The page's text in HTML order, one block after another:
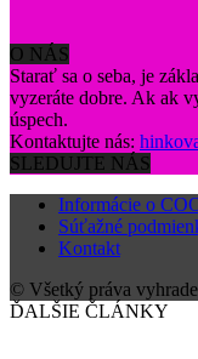
O NÁS
Starať sa o seba, je
vyzeráte dobre. Ak ak
úspech.
Kontaktujte nás:
SLEDUJTE NÁS
Informácie o
Súťažné
Kontakt
© Všetký práva
ĎALŠIE ČLÁNKY